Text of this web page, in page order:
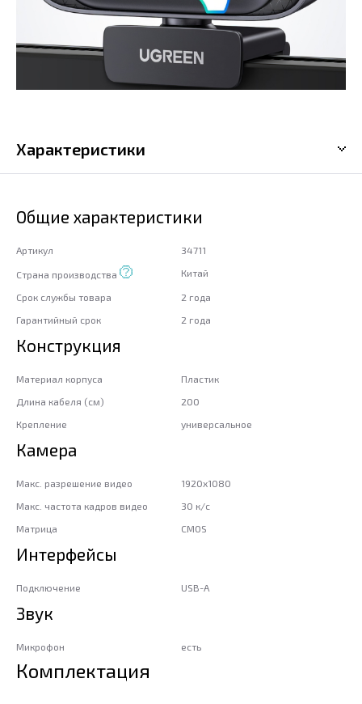
Характеристики
Общие характеристики
Артикул 34711
Страна производства Китай
Срок службы товара
2 года
Гарантийный срок
2 года
Конструкция
Материал корпуса
Пластик
Длина кабеля (см)
200
Крепление
универсальное
Камера
Макс. разрешение видео
1920x1080
Макс. частота кадров видео
30 к/c
Матрица
CMOS
Интерфейсы
Подключение USB-A
Звук
Микрофон есть
Комплектация